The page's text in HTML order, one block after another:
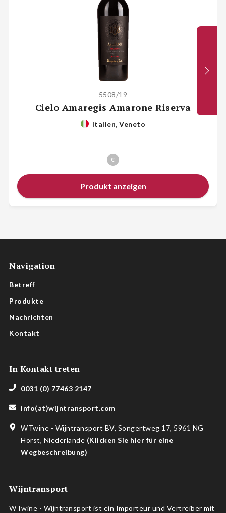
5508/19
Cielo Amaregis Amarone Riserva
Italien, Veneto
€
Produkt anzeigen
Navigation
Betreff
Produkte
Nachrichten
Kontakt
In Kontakt treten
0031 (0) 77463 2147
info(at)wijntransport.com
WTwine - Wijntransport BV, Songertweg 17, 5961 NG
Horst, Niederlande (Klicken Sie hier für eine
Wegbeschreibung)
Wijntransport
WTwine - Wijntransport ist ein Importeur und Vertreiber mit